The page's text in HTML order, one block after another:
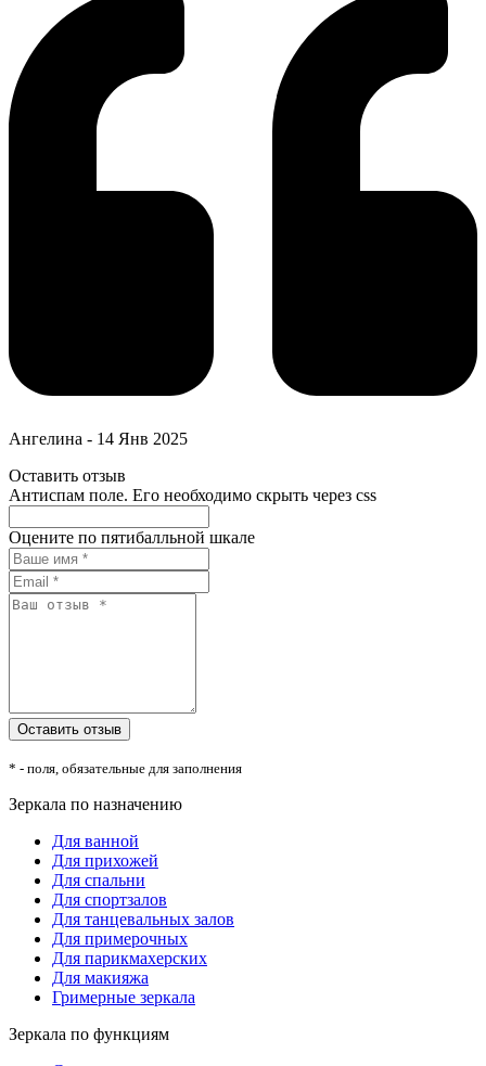
Ангелина - 14 Янв 2025
Оставить отзыв
Антиспам поле. Его необходимо скрыть через css
Оцените по пятибалльной шкале
* - поля, обязательные для заполнения
Зеркала по назначению
Для ванной
Для прихожей
Для спальни
Для спортзалов
Для танцевальных залов
Для примерочных
Для парикмахерских
Для макияжа
Гримерные зеркала
Зеркала по функциям